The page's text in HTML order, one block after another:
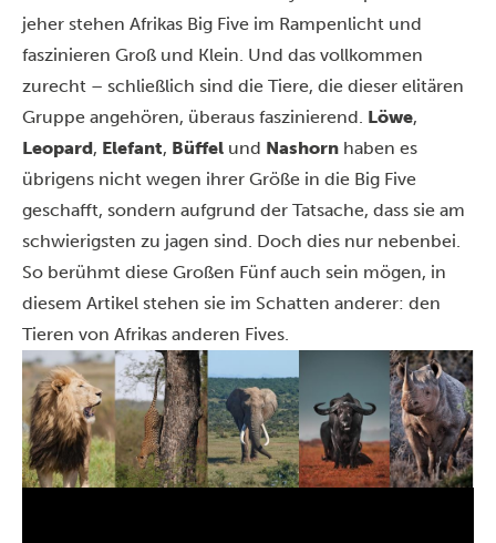
jeher stehen Afrikas Big Five im Rampenlicht und
faszinieren Groß und Klein. Und das vollkommen
zurecht – schließlich sind die Tiere, die dieser elitären
Gruppe angehören, überaus faszinierend. Löwe,
Leopard, Elefant, Büffel und Nashorn haben es
übrigens nicht wegen ihrer Größe in die Big Five
geschafft, sondern aufgrund der Tatsache, dass sie am
schwierigsten zu jagen sind. Doch dies nur nebenbei.
So berühmt diese Großen Fünf auch sein mögen, in
diesem Artikel stehen sie im Schatten anderer: den
Tieren von Afrikas anderen Fives.